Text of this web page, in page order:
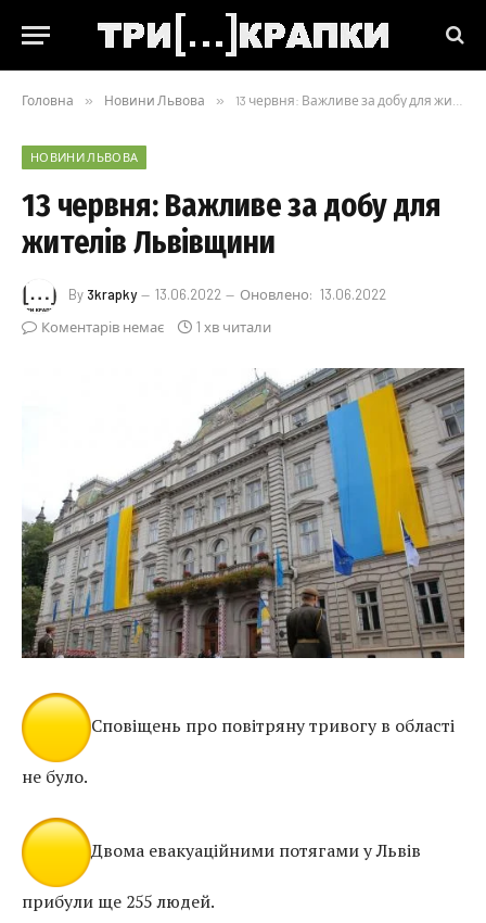
Головна » Новини Львова » 13 червня: Важливе за добу для жителів Львівщини
НОВИНИ ЛЬВОВА
13 червня: Важливе за добу для
жителів Львівщини
By 3krapky 13.06.2022 Оновлено: 13.06.2022
Коментарів немає
1 хв читали
Сповіщень про повітряну тривогу в області
не було.
Двома евакуаційними потягами у Львів
прибули ще 255 людей.